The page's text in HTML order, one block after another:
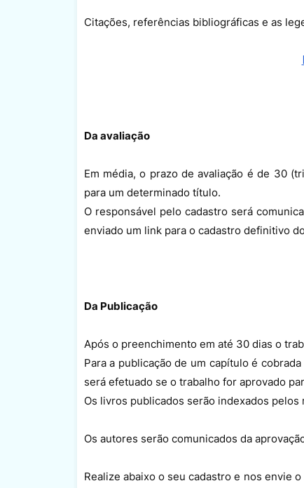
Citações, referências bibliográficas e as
Da avaliação
Em média, o prazo de avaliação é de 30
para um determinado título.
O responsável pelo cadastro será
enviado um link para o cadastro definitivo
Da Publicação
Após o preenchimento em até 30 dias o
Para a publicação de um capítulo é
será efetuado se o trabalho for aprovado
Os livros publicados serão indexados pelos
Os autores serão comunicados da
Realize abaixo o seu cadastro e nos envie